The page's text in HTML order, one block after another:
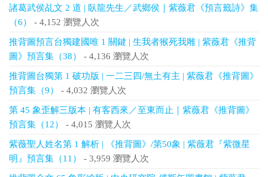
諸葛武侯乩文 2 道 | 臥龍先生／武鄉侯｜紫薇君《預言籤詩》集
（6）
- 4,152 瀏覽人次
推背圖預言台獨建國唯 1 關鍵 | 生我者猴死我雕 | 紫薇君《推背
圖》預言集（38）
- 4,136 瀏覽人次
推背圖台獨第 1 破功版 | 一二三四/無土有主 | 紫薇君《推背圖》
預言集（9）
- 4,032 瀏覽人次
第 45 象歪解三版本 | 有客西來／至東而止｜紫薇君《推背圖》
預言集（12）
- 4,015 瀏覽人次
紫薇聖人姓名第 1 解析 | 《推背圖》/第50象 | 紫薇君『紫微星
明』預言集（11）
- 3,959 瀏覽人次